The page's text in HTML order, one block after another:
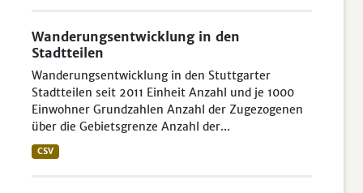
Wanderungsentwicklung in den
Stadtteilen
Wanderungsentwicklung in den Stuttgarter
Stadtteilen seit 2011 Einheit Anzahl und je 1000
Einwohner Grundzahlen Anzahl der Zugezogenen
über die Gebietsgrenze Anzahl der...
CSV